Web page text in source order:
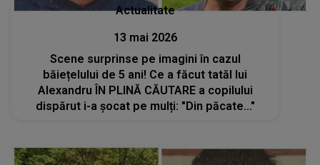
Actualitate
13 mai 2026
Scene surprinse pe imagini în cazul
băiețelului de 5 ani! Ce a făcut tatăl lui
Alexandru ÎN PLINĂ CĂUTARE a copilului
dispărut i-a șocat pe mulți: "Din păcate..."